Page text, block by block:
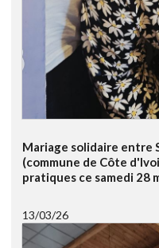
Mariage solidaire entre
(commune de Côte
pratiques ce samedi 28
13/03/26